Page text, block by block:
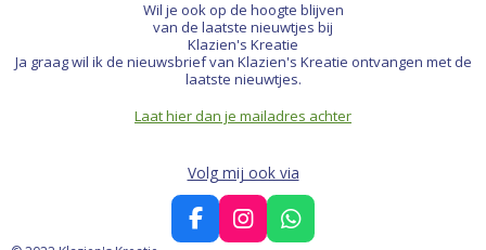
Wil je ook op de hoogte blijven
van de laatste nieuwtjes bij
Klazien's Kreatie
Ja graag wil ik de nieuwsbrief van Klazien's Kreatie ontvangen met de
laatste nieuwtjes.
Laat hier dan je mailadres achter
Volg mij ook via
F
I
W